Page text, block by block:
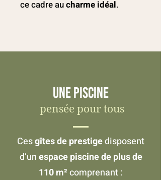
ce cadre aucharme idéal.
Une piscine
pensée pour tous
Cesgîtes de prestigedisposent
d’unespace piscine de plus de
110 m²comprenant :